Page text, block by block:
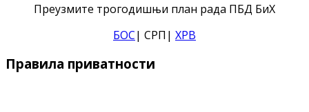
Преузмите трогодишњи план рада ПБД БиХ
БОС| СРП| ХРВ
Правила приватности